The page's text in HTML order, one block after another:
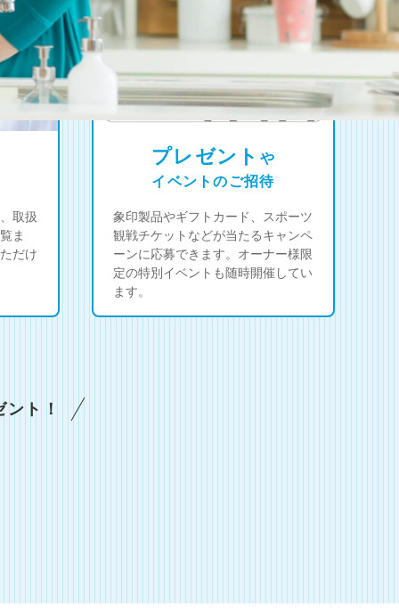
取扱
ま
だけ
プレゼント や
イベントのご招待
象印製品やギフトカード、スポーツ
観戦チケットなどが当たるキャンペ
ーンに応募できます。オーナー様限
定の特別イベントも随時開催してい
ます。
ト！